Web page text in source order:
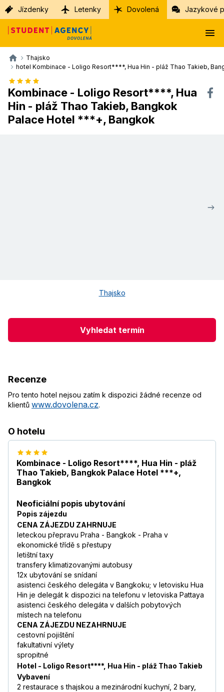
Jízdenky Letenky Dovolená Jazykové
Thajsko
hotel Kombinace - Loligo Resort****, Hua Hin - pláž Thao Takieb,
Kombinace - Loligo Resort****, Hua
Hin - pláž Thao Takieb, Bangkok
Palace Hotel ***+, Bangkok
Thajsko
Vyhledat termín
Recenze
Pro tento hotel nejsou zatím k dispozici žádné recenze od
klientů www.dovolena.cz.
O hotelu
Kombinace - Loligo Resort****, Hua Hin - pláž
Thao Takieb, Bangkok Palace Hotel ***+,
Bangkok
Neoficiální popis ubytování
Popis zájezdu
CENA ZÁJEZDU ZAHRNUJE
leteckou přepravu Praha - Bangkok - Praha v
ekonomické třídě s přestupy
letištní taxy
transfery klimatizovanými autobusy
12x ubytování se snídaní
asistenci českého delegáta v Bangkoku; v letovisku Hua
Hin je delegát k dispozici na telefonu v letoviska Pattaya
asistenci českého delegáta v dalších pobytových
místech na telefonu
CENA ZÁJEZDU NEZAHRNUJE
cestovní pojištění
fakultativní výlety
spropitné
Hotel - Loligo Resort****, Hua Hin - pláž Thao Takieb
Vybavení
2 restaurace s thajskou a mezinárodní kuchyní, 2 bary,